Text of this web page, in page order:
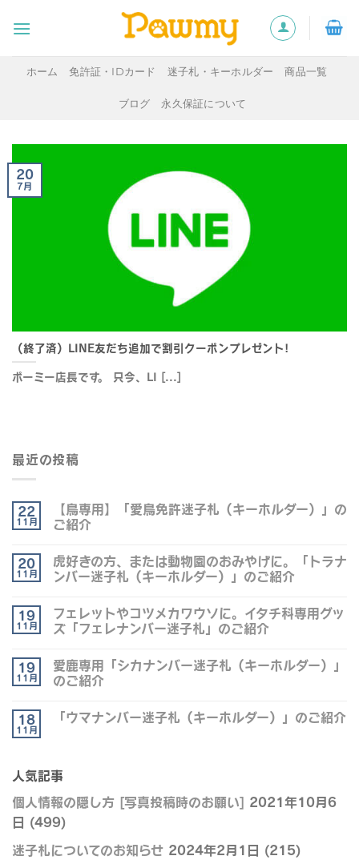
ホーム 免許証・IDカード 迷子札・キーホルダー 商品一覧
ブログ 永久保証について
（終了済）LINE友だち追加で割引クーポンプレゼント!
ポーミー店長です。 只今、LI [...]
20
7月
最近の投稿
22
11月
【鳥専用】「愛鳥免許迷子札（キーホルダー）」の
ご紹介
20
11月
虎好きの方、または動物園のおみやげに。「トラナ
ンバー迷子札（キーホルダー）」のご紹介
19
11月
フェレットやコツメカワウソに。イタチ科専用グッ
ズ「フェレナンバー迷子札」のご紹介
19
11月
愛鹿専用「シカナンバー迷子札（キーホルダー）」
のご紹介
18
11月
「ウマナンバー迷子札（キーホルダー）」のご紹介
人気記事
個人情報の隠し方 [写真投稿時のお願い] 2021年10月6
日 (499)
迷子札についてのお知らせ 2024年2月1日 (215)